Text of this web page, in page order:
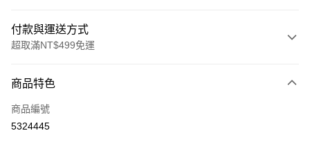
付款與運送方式
超取滿NT$499免運
信用卡一次付款
超商取貨付款
商品特色
商品編號
5324445